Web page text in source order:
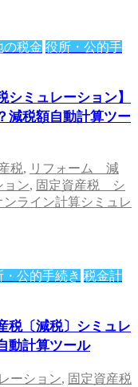
の税金 役所・公的手
シミュレーション】
減税額自動計算ツー
税, リフォーム 減
ン, 固定資産税 シ
ンライン計算シミュレ
・公的手続き 税金計
税〔減税〕シミュレ
動計算ツール
ーション, 固定資産税